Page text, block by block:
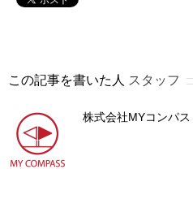
この記事を書いた人 スタッフ
株式会社MYコンパス